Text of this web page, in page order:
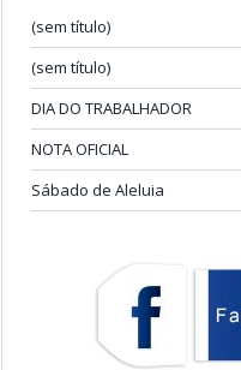
(sem título)
(sem título)
DIA DO TRABALHADOR
NOTA OFICIAL
Sábado de Aleluia